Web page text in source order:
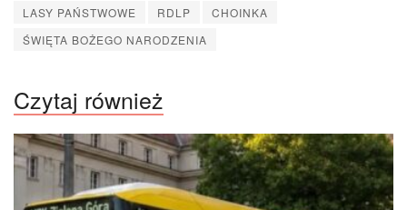
LASY PAŃSTWOWE
RDLP
CHOINKA
ŚWIĘTA BOŻEGO NARODZENIA
Czytaj również